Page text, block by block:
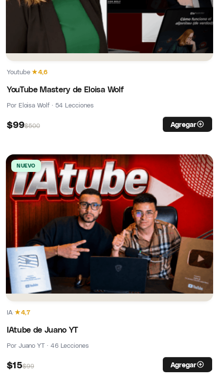
Youtube·★4,6
YouTube Mastery de Eloisa Wolf
Por Eloisa Wolf · 54 Lecciones
$99$500 Agregar
NUEVO
IA·★4,7
IAtube de Juano YT
Por Juano YT · 46 Lecciones
$15$99 Agregar